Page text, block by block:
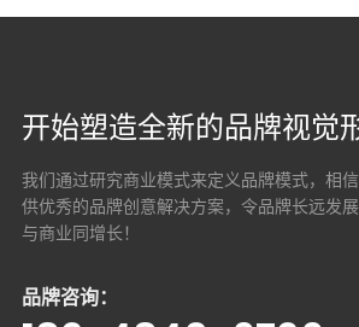
开始塑造全新的品牌视觉
我们通过研究商业模式来定义品牌模式，相
供优秀的品牌创意解决方案， 令品牌长远发
与商业同增长！
品牌咨询：